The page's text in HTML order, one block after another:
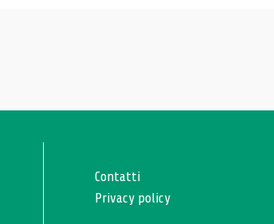
Contatti
Privacy policy